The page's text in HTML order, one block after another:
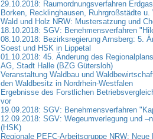
29.10.2018: Raumordnungsverfahren
Borken, Recklinghausen, Ruhrgroßstädte u.
Wald und Holz NRW: Mustersatzung und
18.10.2018: SGV: Benehmensverfahren
08.10.2018: Bezirksregierung Arnsberg: 5.
Soest und HSK in Lippetal
01.10.2018: 45. Änderung des
AG, Stadt Halle (BZG Gütersloh)
Veranstaltung Waldbau und
den Waldbesitz in Nordrhein-Westfalen
Ergebnisse des Forstlichen
vor
19.09.2018: SGV: Benehmensverfahren
12.09.2018: SGV: Wegeumverlegung und
(HSK)
Regionale PEFC-Arbeitsgruppe NRW: